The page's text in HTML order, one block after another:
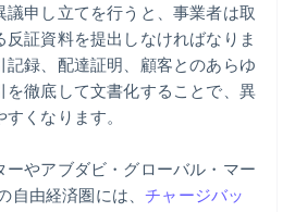
議申し立てを行うと、事業者は取
証資料を提出しなければなりま
録、配達証明、顧客とのあらゆ
を徹底して文書化することで、異
くなります。
ーやアブダビ・グローバル・マー
自由経済圏には、チャージバッ